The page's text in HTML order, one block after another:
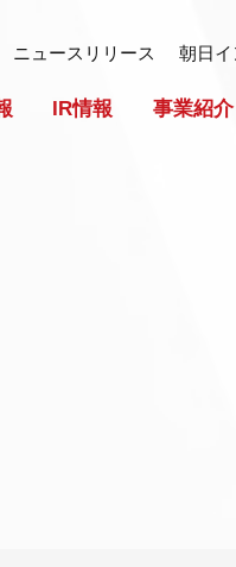
IR情報 事業紹介
ニュースリリース 朝日